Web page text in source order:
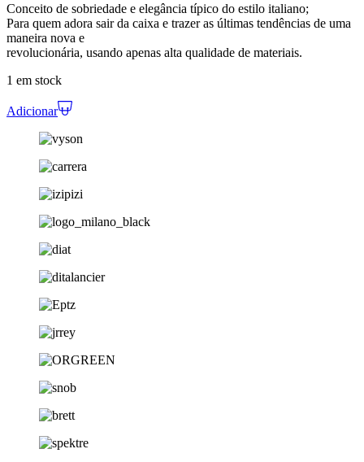
Conceito de sobriedade e elegância típico do estilo italiano;
Para quem adora sair da caixa e trazer as últimas tendências de uma
maneira nova e
revolucionária, usando apenas alta qualidade de materiais.
1 em stock
Adicionar